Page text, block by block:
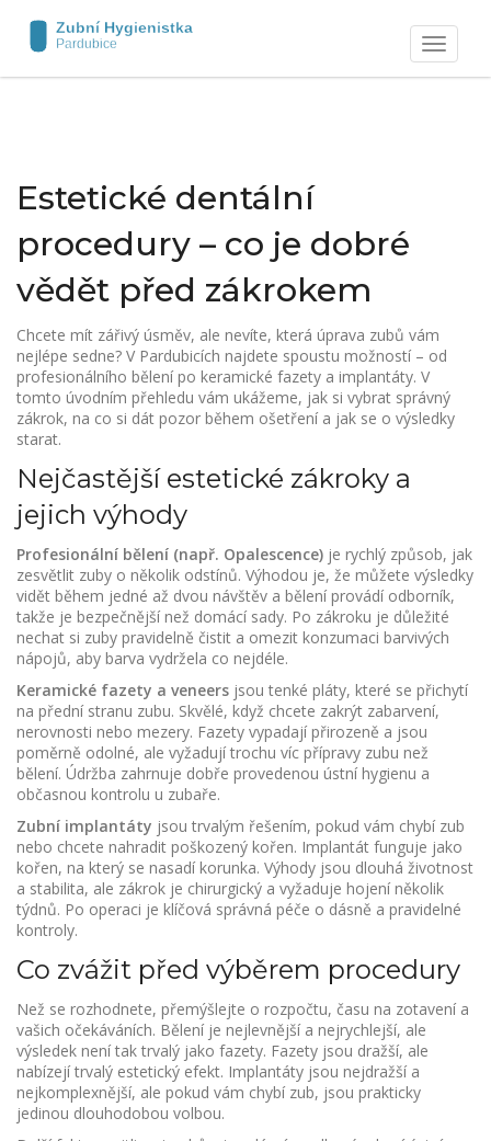
Zobrazit
navigaci
Estetické dentální
procedury – co je dobré
vědět před zákrokem
Chcete mít zářivý úsměv, ale nevíte, která úprava zubů vám
nejlépe sedne? V Pardubicích najdete spoustu možností – od
profesionálního bělení po keramické fazety a implantáty. V
tomto úvodním přehledu vám ukážeme, jak si vybrat správný
zákrok, na co si dát pozor během ošetření a jak se o výsledky
starat.
Nejčastější estetické zákroky a
jejich výhody
Profesionální bělení (např. Opalescence) je rychlý způsob, jak
zesvětlit zuby o několik odstínů. Výhodou je, že můžete výsledky
vidět během jedné až dvou návštěv a bělení provádí odborník,
takže je bezpečnější než domácí sady. Po zákroku je důležité
nechat si zuby pravidelně čistit a omezit konzumaci barvivých
nápojů, aby barva vydržela co nejdéle.
Keramické fazety a veneers jsou tenké pláty, které se přichytí
na přední stranu zubu. Skvělé, když chcete zakrýt zabarvení,
nerovnosti nebo mezery. Fazety vypadají přirozeně a jsou
poměrně odolné, ale vyžadují trochu víc přípravy zubu než
bělení. Údržba zahrnuje dobře provedenou ústní hygienu a
občasnou kontrolu u zubaře.
Zubní implantáty jsou trvalým řešením, pokud vám chybí zub
nebo chcete nahradit poškozený kořen. Implantát funguje jako
kořen, na který se nasadí korunka. Výhody jsou dlouhá životnost
a stabilita, ale zákrok je chirurgický a vyžaduje hojení několik
týdnů. Po operaci je klíčová správná péče o dásně a pravidelné
kontroly.
Co zvážit před výběrem procedury
Než se rozhodnete, přemýšlejte o rozpočtu, času na zotavení a
vašich očekáváních. Bělení je nejlevnější a nejrychlejší, ale
výsledek není tak trvalý jako fazety. Fazety jsou dražší, ale
nabízejí trvalý estetický efekt. Implantáty jsou nejdražší a
nejkomplexnější, ale pokud vám chybí zub, jsou prakticky
jedinou dlouhodobou volbou.